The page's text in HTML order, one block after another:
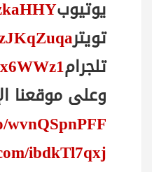
يوتيوب
تويتر
تلجرام
وعلى موقعنا
ibdkTl7qxj